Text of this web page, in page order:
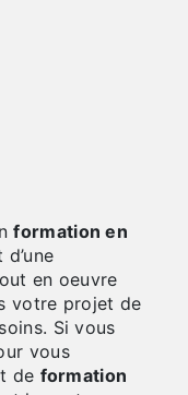
formation en
en oeuvre
votre projet de
Si vous
vous
de formation